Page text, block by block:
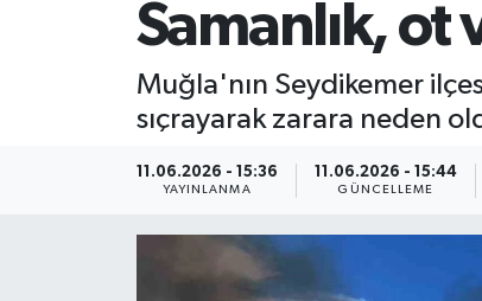
Samanlık, ot
Muğla'nın Seydikemer
sıçrayarak zarara neden
11.06.2026 - 15:36
YAYINLANMA
11.06.2026 - 15:44
GÜNCELLEME
EĞİTİM GENÇLİK
KÖŞE YAZILARI
Trafik Durumu
Süper Lig Puan Durumu ve Fikstür
Tüm Manşetler